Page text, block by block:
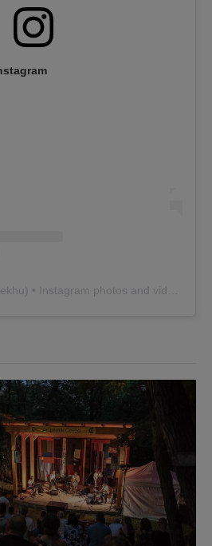
) • Instagram photos and videos